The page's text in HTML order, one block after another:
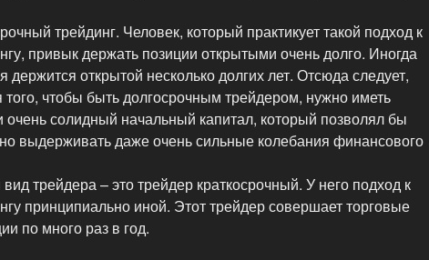
трейдинг. Человек, который практикует такой подход к
привык держать позиции открытыми очень долго. Иногда
держится открытой несколько долгих лет. Отсюда следует,
того, чтобы быть долгосрочным трейдером, нужно иметь
очень солидный начальный капитал, который позволял бы
выдерживать даже очень сильные колебания финансового
трейдера – это трейдер краткосрочный. У него подход к
принципиально иной. Этот трейдер совершает торговые
по много раз в год.